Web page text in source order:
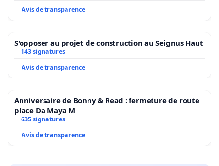
Avis de transparence
S'opposer au projet de construction au Seignus Haut
143 signatures
Avis de transparence
Anniversaire de Bonny & Read : fermeture de route
place Da Maya M
635 signatures
Avis de transparence